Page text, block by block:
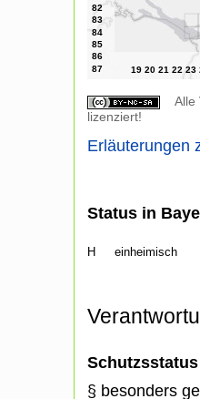
Alle
lizenziert!
Erläuterungen
Status in
H einheimisch
§ besonders